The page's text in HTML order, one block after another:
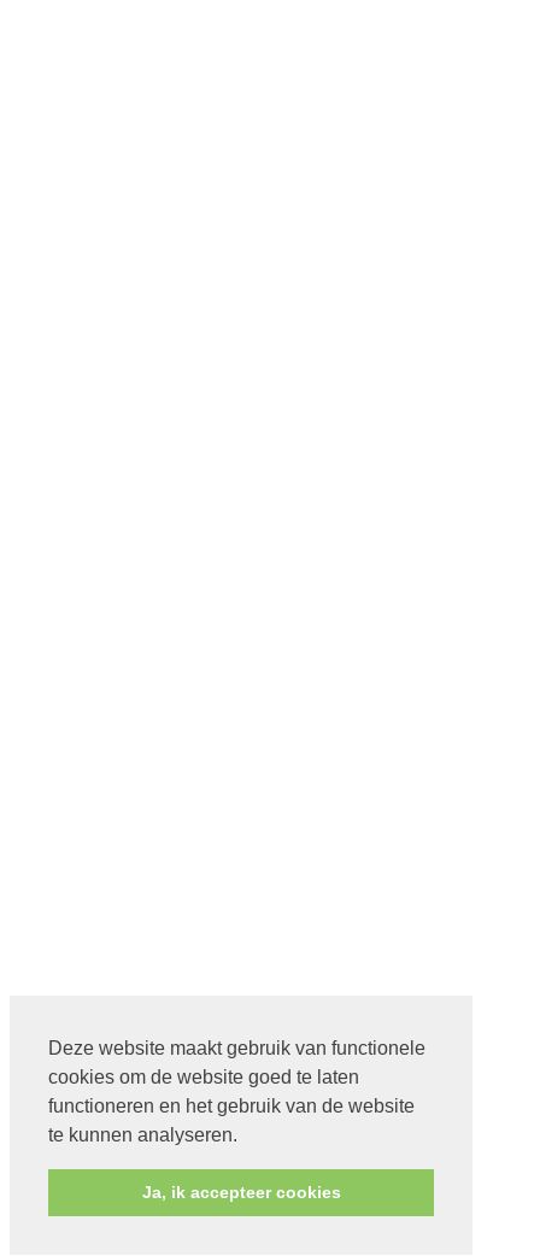
Deze website maakt gebruik van functionele
cookies om de website goed te laten
functioneren en het gebruik van de website
te kunnen analyseren.
Ja, ik accepteer cookies